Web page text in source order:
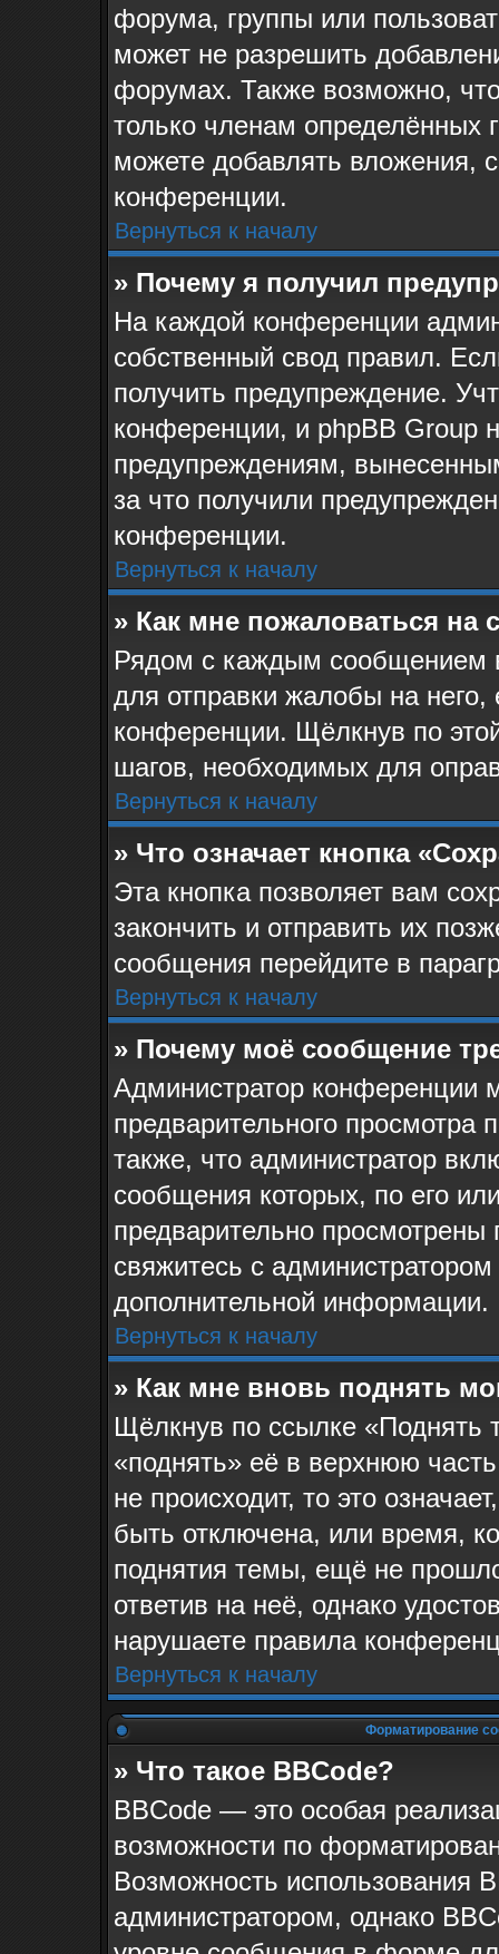
форума, группы или
может не разрешить
форумах. Также возможно,
только членам определённых
можете добавлять вложения,
конференции.
Вернуться к началу
» Почему я получил
На каждой конференции
собственный свод правил.
получить предупреждение.
конференции, и phpBB Group
предупреждениям,
за что получили
конференции.
Вернуться к началу
» Как мне пожаловаться на
Рядом с каждым сообщением
для отправки жалобы на
конференции. Щёлкнув по
шагов, необходимых для
Вернуться к началу
» Что означает кнопка
Эта кнопка позволяет вам
закончить и отправить их
сообщения перейдите в
Вернуться к началу
» Почему моё сообщение
Администратор конференции
предварительного
также, что администратор
сообщения которых, по его
предварительно
свяжитесь с
дополнительной информации.
Вернуться к началу
» Как мне вновь поднять
Щёлкнув по ссылке «Поднять
«поднять» её в верхнюю
не происходит, то это
быть отключена, или время,
поднятия темы, ещё не
ответив на неё, однако
нарушаете правила
Вернуться к началу
Форматирование
» Что такое BBCode?
BBCode — это особая
возможности по
Возможность использования
администратором, однако